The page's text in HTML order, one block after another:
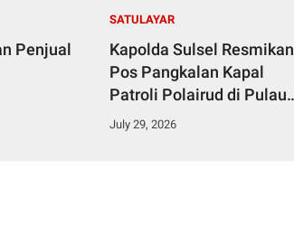
Penjual
SATULAYAR
Kapolda Sulsel Resmikan
Pos Pangkalan Kapal
Patroli Polairud di Pulau
Jinato Selayar
July 29, 2026